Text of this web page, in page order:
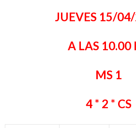
JUEVES 15/
A LAS 10.00
MS 1
4 * 2 * CS